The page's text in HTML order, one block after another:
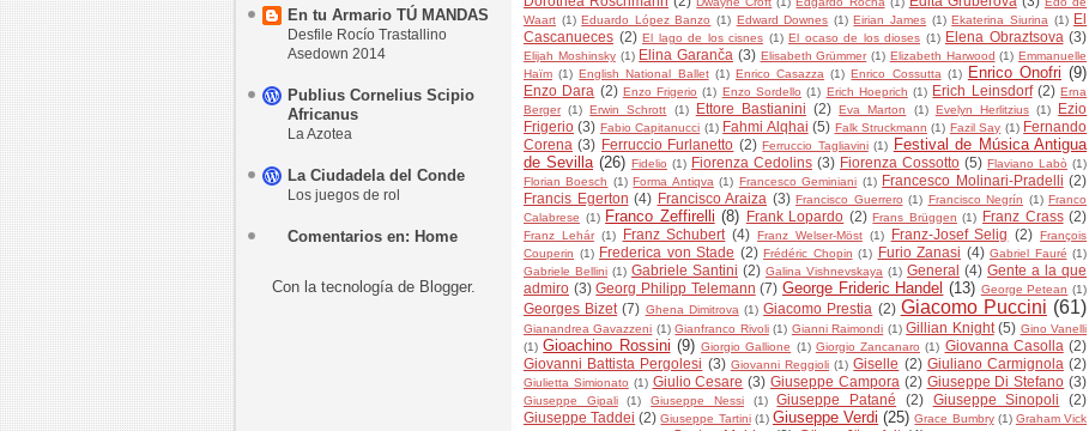
En tu Armario TÚ MANDAS
Desfile Rocío Trastallino
Asedown 2014
Publius Cornelius Scipio
Africanus
La Azotea
La Ciudadela del Conde
Los juegos de rol
Comentarios en: Home
Con la tecnología de Blogger.
Waart (1) Eduardo López Banzo (1) Edward Downes (1) Eirian James (1) Ekaterina Siurina (1) El
Cascanueces (2) El lago de los cisnes (1) El ocaso de los dioses (1) Elena Obraztsova (3)
Elijah Moshinsky (1) Elina Garanča (3) Elisabeth Grümmer (1) Elizabeth Harwood (1) Emmanuelle
Haïm (1) English National Ballet (1) Enrico Casazza (1) Enrico Cossutta (1) Enrico Onofri (9)
Enzo Dara (2) Enzo Frigerio (1) Enzo Sordello (1) Erich Hoeprich (1) Erich Leinsdorf (2) Erna
Berger (1) Erwin Schrott (1) Ettore Bastianini (2) Eva Marton (1) Evelyn Herlitzius (1)
Ezio
Frigerio (3) Fabio Capitanucci (1) Fahmi Alqhai (5) Falk Struckmann (1) Fazil Say (1) Fernando
Corena (3) Ferruccio Furlanetto (2) Ferruccio Tagliavini (1)
Festival de Música Antigua
de Sevilla (26) Fidelio (1) Fiorenza Cedolins (3) Fiorenza Cossotto (5) Flaviano Labò (1)
Florian Boesch (1) Forma Antiqva (1) Francesco Geminiani (1) Francesco Molinari-Pradelli (2)
Francis Egerton (4) Francisco Araiza (3) Francisco Guerrero (1) Francisco Negrín (1) Franco
Calabrese (1) Franco Zeffirelli (8) Frank Lopardo (2) Frans Brüggen (1) Franz Crass (2)
Franz Lehár (1) Franz Schubert (4) Franz Welser-Möst (1) Franz-Josef Selig (2)
François
Couperin (1) Frederica von Stade (2) Frédéric Chopin (1) Furio Zanasi (4) Gabriel Fauré (1)
Gabriele Bellini (1) Gabriele Santini (2) Galina Vishnevskaya (1) General (4) Gente a la que
admiro (3) Georg Philipp Telemann (7) George Frideric Handel (13) George Petean (1)
Georges Bizet (7) Ghena Dimitrova (1) Giacomo Prestia (2) Giacomo Puccini (61)
Gianandrea Gavazzeni (1) Gianfranco Rivoli (1) Gianni Raimondi (1) Gillian Knight (5) Gino Vanelli
(1) Gioachino Rossini (9) Giorgio Gallione (1) Giorgio Zancanaro (1) Giovanna Casolla (2)
Giovanni Battista Pergolesi (3) Giovanni Reggioli (1) Giselle (2) Giuliano Carmignola (2)
Giulietta Simionato (1) Giulio Cesare (3) Giuseppe Campora (2) Giuseppe Di Stefano (3)
Giuseppe Gipali (1) Giuseppe Nessi (1) Giuseppe Patané (2) Giuseppe Sinopoli
(2)
Giuseppe Taddei (2) Giuseppe Tartini (1) Giuseppe Verdi (25) Grace Bumbry (1) Graham Vick